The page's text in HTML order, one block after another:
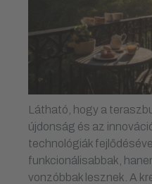
Látható, hogy a
újdonság és az
technológiák
funkcionálisabbak,
vonzóbbak lesznek. A